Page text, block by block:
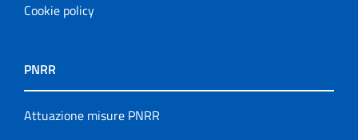
Cookie policy
PNRR
Attuazione misure PNRR